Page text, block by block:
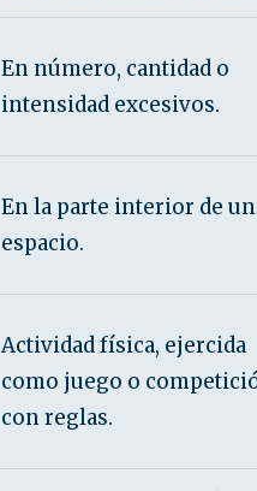
En número, cantidad o
intensidad excesivos.
En la parte interior de un
espacio.
Actividad física, ejercida
como juego o
con reglas.